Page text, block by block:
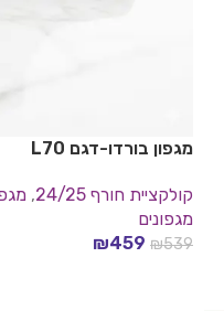
מגפון בורדו-דגם L70
קולקציית חורף 24/25 ,
מגפונים
₪539
₪459